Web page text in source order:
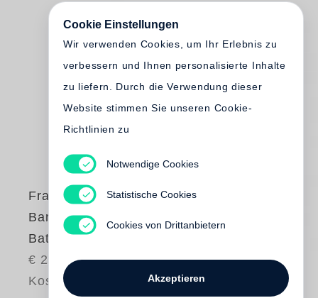
Francois-Marie
Banier
Battlefields
€ 28.00
Kostenloser
Cookie Einstellungen
Wir verwenden Cookies, um Ihr Erlebnis zu
verbessern und Ihnen personalisierte Inhalte
zu liefern. Durch die Verwendung dieser
Website stimmen Sie unseren Cookie-
Richtlinien zu
Notwendige Cookies
Statistische Cookies
Cookies von Drittanbietern
Akzeptieren